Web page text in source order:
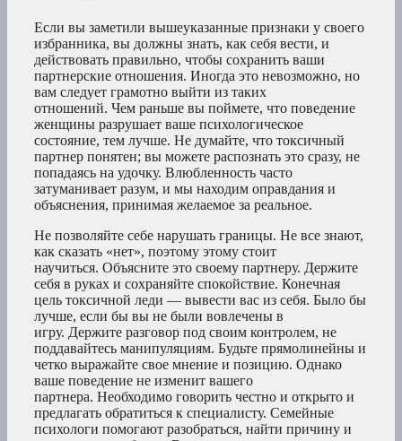
Если вы заметили вышеуказанные признаки у своего
избранника, вы должны знать, как себя вести, и
действовать правильно, чтобы сохранить ваши
партнерские отношения. Иногда это невозможно, но
вам следует грамотно выйти из таких
отношений. Чем раньше вы поймете, что поведение
женщины разрушает ваше психологическое
состояние, тем лучше. Не думайте, что токсичный
партнер понятен; вы можете распознать это сразу, не
попадаясь на удочку. Влюбленность часто
затуманивает разум, и мы находим оправдания и
объяснения, принимая желаемое за реальное.
Не позволяйте себе нарушать границы. Не все знают,
как сказать «нет», поэтому этому стоит
научиться. Объясните это своему партнеру. Держите
себя в руках и сохраняйте спокойствие. Конечная
цель токсичной леди — вывести вас из себя. Было бы
лучше, если бы вы не были вовлечены в
игру. Держите разговор под своим контролем, не
поддавайтесь манипуляциям. Будьте прямолинейны и
четко выражайте свое мнение и позицию. Однако
ваше поведение не изменит вашего
партнера. Необходимо говорить честно и открыто и
предлагать обратиться к специалисту. Семейные
психологи помогают разобраться, найти причину и